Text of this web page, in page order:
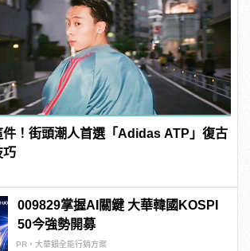
件！街頭潮人首選「Adidas ATP」復古
巧
009829掌握AI關鍵 大華韓國KOSPI
50今強勢開募
PR・大華銀全能行銷方案